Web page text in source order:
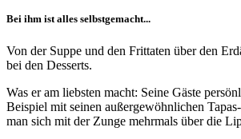
Bei ihm ist alles selbstgemacht...
Von der Suppe und den Frittaten über den
bei den Desserts.
Was er am liebsten macht: Seine Gäste
Beispiel mit seinen außergewöhnlichen
man sich mit der Zunge mehrmals über die